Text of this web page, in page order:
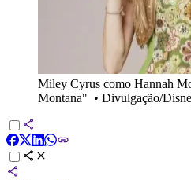
Miley Cyrus como Hannah
Montana" • Divulgação/